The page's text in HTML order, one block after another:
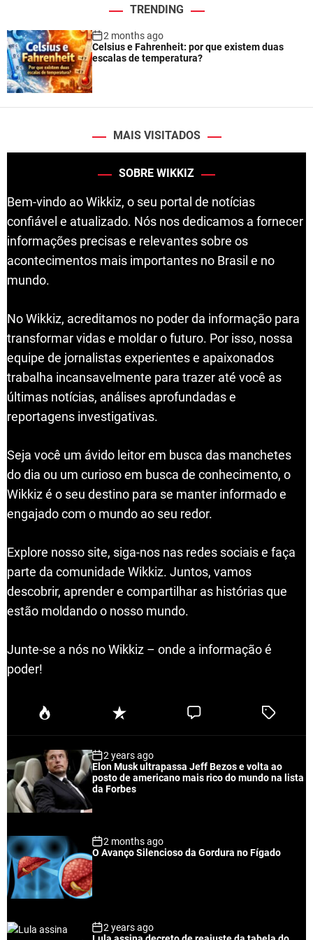
TRENDING
2 months ago
Celsius e Fahrenheit: por que existem duas
escalas de temperatura?
MAIS VISITADOS
SOBRE WIKKIZ
Bem-vindo ao Wikkiz, o seu portal de notícias
confiável e atualizado. Nós nos dedicamos a fornecer
informações precisas e relevantes sobre os
acontecimentos mais importantes no Brasil e no
mundo.
No Wikkiz, acreditamos no poder da informação para
transformar vidas e moldar o futuro. Por isso, nossa
equipe de jornalistas experientes e apaixonados
trabalha incansavelmente para trazer até você as
últimas notícias, análises aprofundadas e
reportagens investigativas.
Seja você um ávido leitor em busca das manchetes
do dia ou um curioso em busca de conhecimento, o
Wikkiz é o seu destino para se manter informado e
engajado com o mundo ao seu redor.
Explore nosso site, siga-nos nas redes sociais e faça
parte da comunidade Wikkiz. Juntos, vamos
descobrir, aprender e compartilhar as histórias que
estão moldando o nosso mundo.
Junte-se a nós no Wikkiz – onde a informação é
poder!
P
u
a
r
R
e
n
t
C
e
T
e
2 years ago
Elon Musk ultrapassa Jeff Bezos e volta ao
posto de americano mais rico do mundo na lista
da Forbes
2 months ago
O Avanço Silencioso da Gordura no Fígado
2 years ago